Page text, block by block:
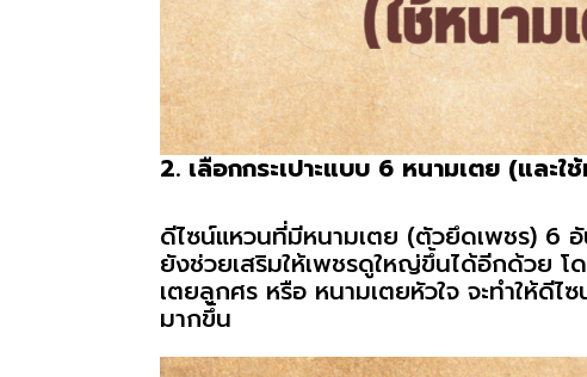
2. เลือกกระเปาะแบบ 6 หนามเตย (และ
ดีไซน์แหวนที่มีหนามเตย (ตัวยึดเพชร) 6 อั
ยังช่วยเสริมให้เพชรดูใหญ่ขึ้นได้อีกด้วย โ
เตยลูกศร หรือ หนามเตยหัวใจ จะทำให้ดี
มากขึ้น